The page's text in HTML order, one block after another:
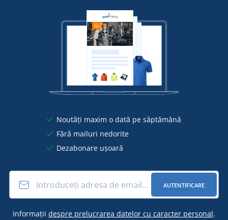
Noutăți maxim o dată pe săptămână
Fără mailuri nedorite
Dezabonare ușoară
AUTENTIFICARE
Informații despre prelucrarea datelor cu caracter personal.